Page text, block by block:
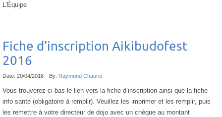
L’Équipe
Fiche d’inscription Aikibudofest
2016
Date: 20/04/2016 By: Raymond Chauret
Vous trouverez ci-bas le lien vers la fiche d’inscription ainsi que la fiche
info santé (obligatoire à remplir). Veuillez les imprimer et les remplir, puis
les remettre à votre directeur de dojo avec un chèque au montant